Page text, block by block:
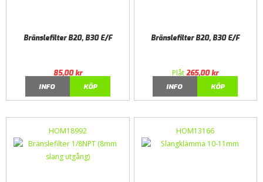
Bränslefilter B20, B30 E/F
85,00kr
INFO
KÖP
Bränslefilter B20, B30 E/F
Plåt 265,00kr
INFO
KÖP
HOM18992 HOM13166